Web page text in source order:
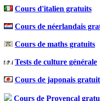
Cours d'italien gratuits
Cours de néerlandais
Cours de maths gratuits
Tests de culture générale
Cours de japonais
Cours de Provençal